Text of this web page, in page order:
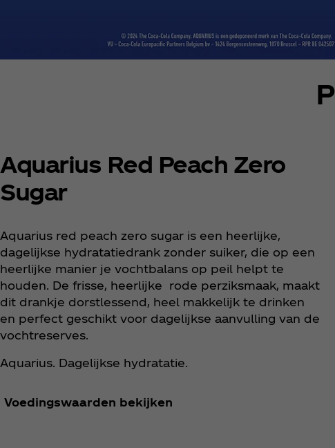
Aquarius Red Peach Zero
Sugar
Aquarius red peach zero sugar is een heerlijke,
dagelijkse hydratatiedrank zonder suiker, die op een
heerlijke manier je vochtbalans op peil helpt te
houden. De frisse, heerlijke rode perziksmaak, maakt
dit drankje dorstlessend, heel makkelijk te drinken
en perfect geschikt voor dagelijkse aanvulling van de
vochtreserves.
Aquarius. Dagelijkse hydratatie.
Voedingswaarden bekijken